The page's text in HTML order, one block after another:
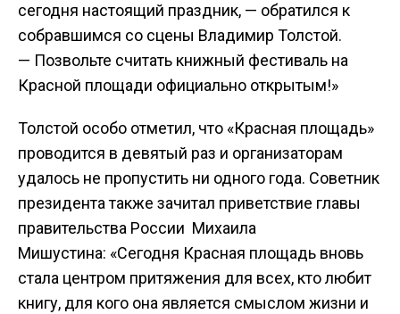
сегодня настоящий праздник, — обратился к
собравшимся со сцены Владимир Толстой.
— Позвольте считать книжный фестиваль на
Красной площади официально открытым!»
Толстой особо отметил, что «Красная площадь»
проводится в девятый раз и организаторам
удалось не пропустить ни одного года. Советник
президента также зачитал приветствие главы
правительства России Михаила
Мишустина: «Сегодня Красная площадь вновь
стала центром притяжения для всех, кто любит
книгу, для кого она является смыслом жизни и